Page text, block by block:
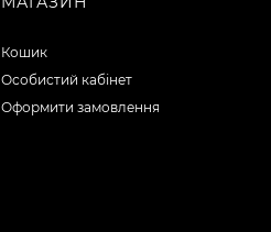
Кошик
Особистий кабінет
Оформити замовлення